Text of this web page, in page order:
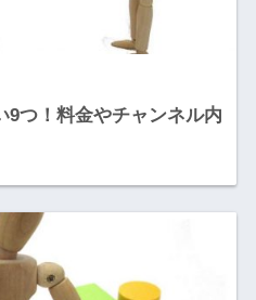
9つ！料金やチャンネル内